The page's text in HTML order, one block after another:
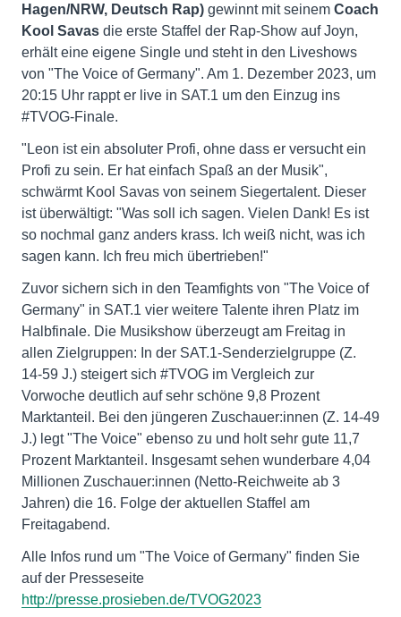
Hagen/NRW, Deutsch Rap) gewinnt mit seinem Coach
Kool Savas die erste Staffel der Rap-Show auf Joyn,
erhält eine eigene Single und steht in den Liveshows
von "The Voice of Germany". Am 1. Dezember 2023, um
20:15 Uhr rappt er live in SAT.1 um den Einzug ins
#TVOG-Finale.
"Leon ist ein absoluter Profi, ohne dass er versucht ein
Profi zu sein. Er hat einfach Spaß an der Musik",
schwärmt Kool Savas von seinem Siegertalent. Dieser
ist überwältigt: "Was soll ich sagen. Vielen Dank! Es ist
so nochmal ganz anders krass. Ich weiß nicht, was ich
sagen kann. Ich freu mich übertrieben!"
Zuvor sichern sich in den Teamfights von "The Voice of
Germany" in SAT.1 vier weitere Talente ihren Platz im
Halbfinale. Die Musikshow überzeugt am Freitag in
allen Zielgruppen: In der SAT.1-Senderzielgruppe (Z.
14-59 J.) steigert sich #TVOG im Vergleich zur
Vorwoche deutlich auf sehr schöne 9,8 Prozent
Marktanteil. Bei den jüngeren Zuschauer:innen (Z. 14-49
J.) legt "The Voice" ebenso zu und holt sehr gute 11,7
Prozent Marktanteil. Insgesamt sehen wunderbare 4,04
Millionen Zuschauer:innen (Netto-Reichweite ab 3
Jahren) die 16. Folge der aktuellen Staffel am
Freitagabend.
Alle Infos rund um "The Voice of Germany" finden Sie
auf der Presseseite
http://presse.prosieben.de/TVOG2023